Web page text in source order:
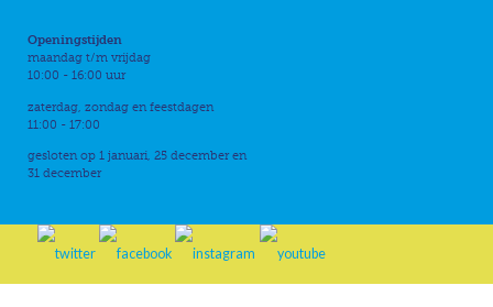
Openingstijden
maandag t/m vrijdag
10:00 - 16:00 uur
zaterdag, zondag en feestdagen
11:00 - 17:00
gesloten op 1 januari, 25 december en
31 december